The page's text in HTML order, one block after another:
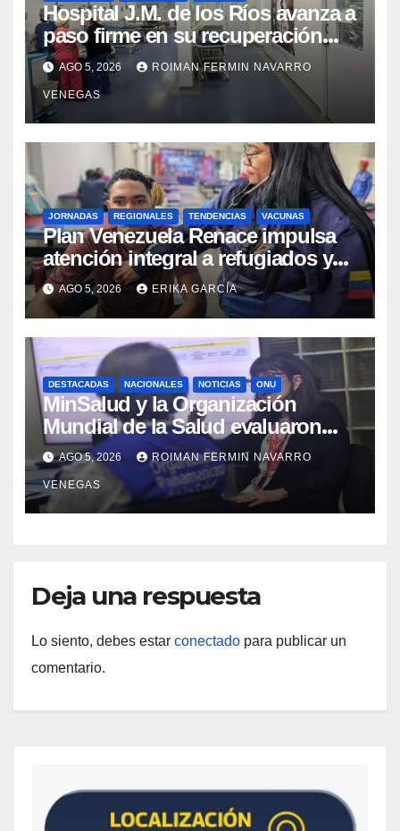
Hospital J.M. de los Ríos avanza a
paso firme en su recuperación
tras los recientes eventos
sísmicos
AGO 5, 2026 ROIMAN FERMIN NAVARRO
VENEGAS
JORNADAS REGIONALES TENDENCIAS VACUNAS
​Plan Venezuela Renace impulsa
atención integral a refugiados y
evaluación de vacunación en
Aragua
AGO 5, 2026 ERIKA GARCÍA
DESTACADAS NACIONALES NOTICIAS ONU
MinSalud y la Organización
Mundial de la Salud evaluaron
propuesta técnica integral en
materia de agua saneamiento e
higiene ante contingencia sísmica
AGO 5, 2026 ROIMAN FERMIN NAVARRO
VENEGAS
Deja una respuesta
Lo siento, debes estar conectado para publicar un
comentario.